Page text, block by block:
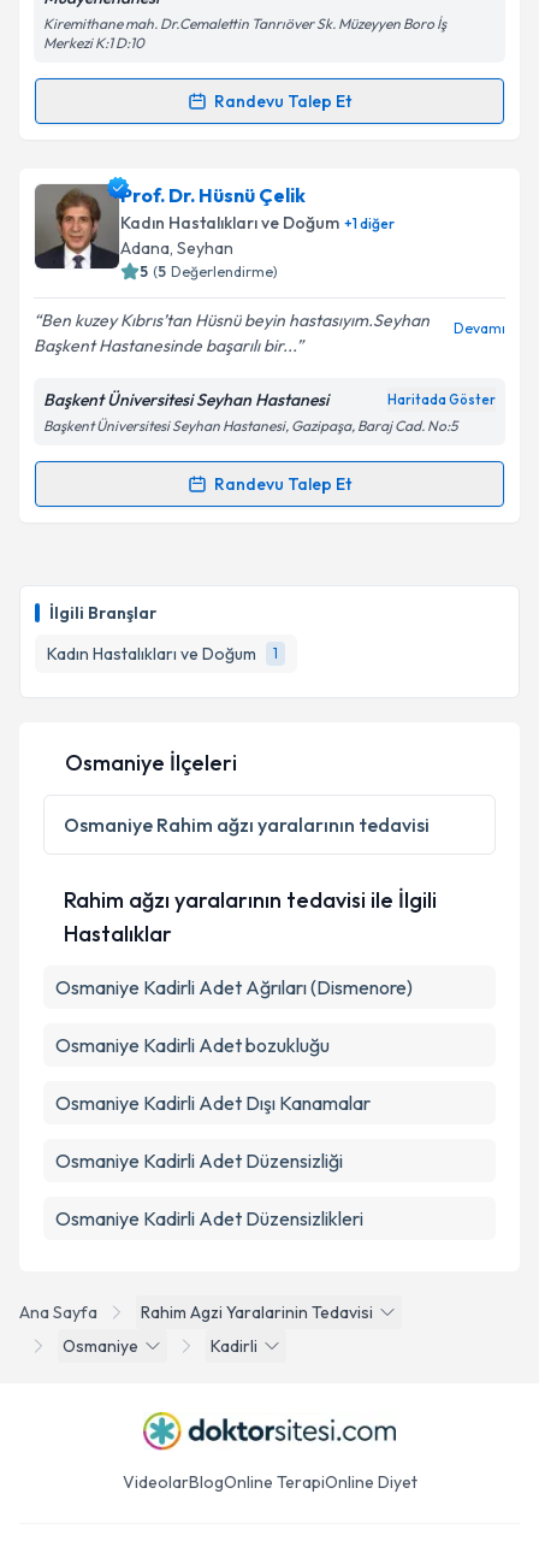
İlgili Branşlar
Kadın Hastalıkları ve Doğum
1
Kiremithane mah. Dr.Cemalettin Tanrıöver Sk. Müzeyyen Boro İş
Merkezi K:1 D:10
Randevu Talep Et
Randevu Takvimi Talebi
Op. Dr. Mehmet Mazlum Turgut
takvimi talebi oluşturun. Size bu uzmandan randevu
almanız için bir takvim hazırlandığında e-posta ile
bilgilendireceğiz.
E-posta Adresiniz
Kişisel verilerimin işlenmesine ilişkinAydınlatma
Metni'ni okudum ve kişisel verilerimin belirtilen
kapsamda işlenmesini kabul ediyorum.
Prof. Dr. Hüsnü Çelik
Kadın Hastalıkları ve Doğum +1diğer
Adana, Seyhan
5 (5 Değerlendirme)
Ben kuzey Kıbrıs’tan Hüsnü beyin hastasıyım.Seyhan
Başkent Hastanesinde başarılı bir...
Devamı
Başkent Üniversitesi Seyhan Hastanesi Haritada Göster
Başkent Üniversitesi Seyhan Hastanesi, Gazipaşa, Baraj Cad. No:5
Randevu Talep Et
Randevu Takvimi Talebi
takvim hazırlandığında e-posta ile bilgilendireceğiz.
Kişisel verilerimin işlenmesine ilişkinAydınlatma
Metni'ni okudum ve kişisel verilerimin belirtilen
kapsamda işlenmesini kabul ediyorum.
Takvim Talebini Gönder
Ana Sayfa
Rahim Agzi Yaralarinin Tedavisi
Osmaniye
Kadirli
Osmaniye İlçeleri
Osmaniye Rahim ağzı yaralarının tedavisi
Rahim ağzı yaralarının tedavisi ile İlgili
Hastalıklar
Osmaniye Kadirli Adet Ağrıları (Dismenore)
Osmaniye Kadirli Adet bozukluğu
Osmaniye Kadirli Adet Dışı Kanamalar
Osmaniye Kadirli Adet Düzensizliği
Osmaniye Kadirli Adet Düzensizlikleri
VideolarBlogOnline TerapiOnline Diyet